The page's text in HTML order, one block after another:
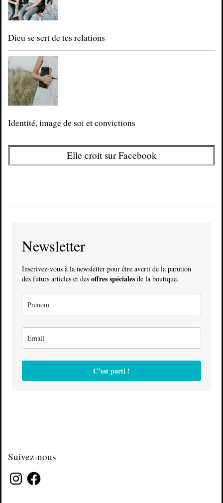
Dieu se sert de tes relations
Identité, image de soi et convictions
Elle croit sur Facebook
Newsletter
Inscrivez-vous à la newsletter pour être averti de la parution
des futurs articles et des offres spéciales de la boutique.
C’est parti !
Suivez-nous
InstagramFacebook